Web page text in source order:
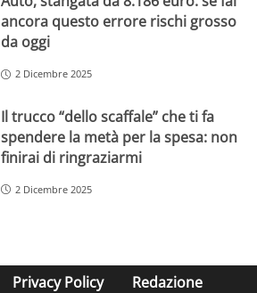
ancora questo errore rischi grosso
da oggi
2 Dicembre 2025
Il trucco “dello scaffale” che ti fa
spendere la metà per la spesa: non
finirai di ringraziarmi
2 Dicembre 2025
Privacy Policy Redazione